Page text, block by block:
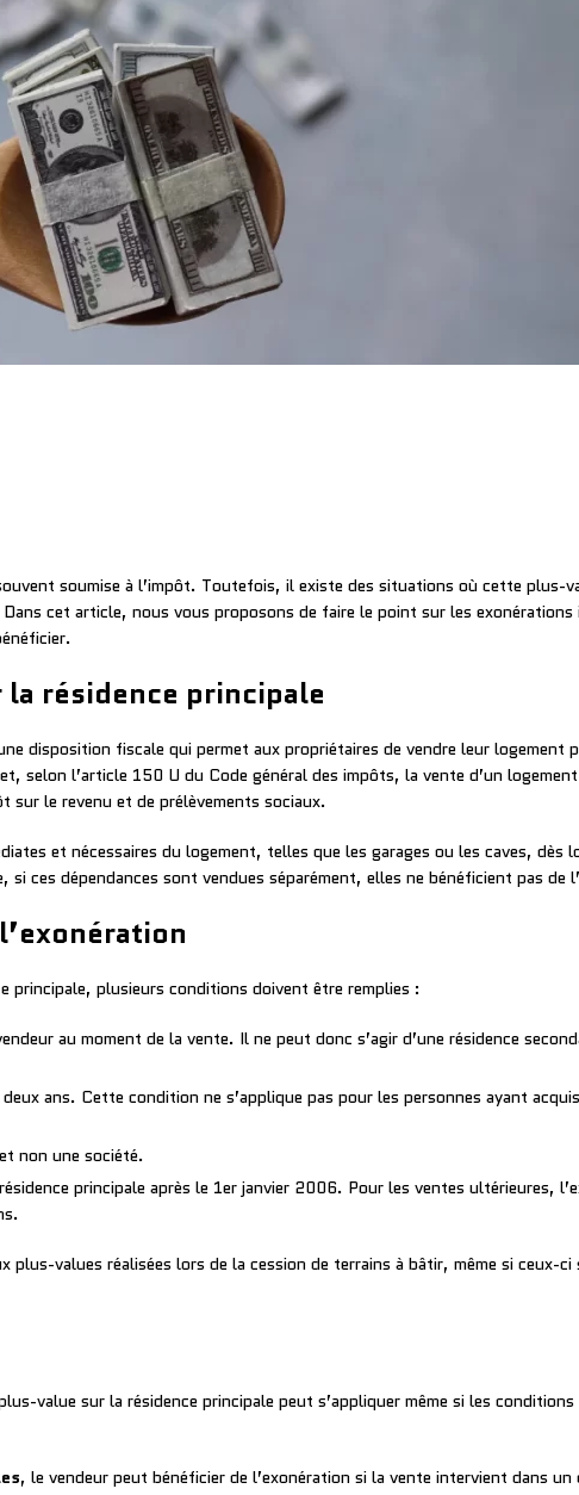
soumise à l’impôt. Toutefois, il existe des situations où cette plus-
cet article, nous vous proposons de faire le point sur les exonérations
résidence principale
disposition fiscale qui permet aux propriétaires de vendre leur logement
selon l’article 150 U du Code général des impôts, la vente d’un
sur le revenu et de prélèvements sociaux.
et nécessaires du logement, telles que les garages ou les caves, dès
ces dépendances sont vendues séparément, elles ne bénéficient pas de
principale, plusieurs conditions doivent être remplies :
au moment de la vente. Il ne peut donc s’agir d’une résidence
ans. Cette condition ne s’applique pas pour les personnes ayant
non une société.
principale après le 1er janvier 2006. Pour les ventes ultérieures,
plus-values réalisées lors de la cession de terrains à bâtir, même si ceux-
value sur la résidence principale peut s’appliquer même si les conditions
, le vendeur peut bénéficier de l’exonération si la vente intervient dans un